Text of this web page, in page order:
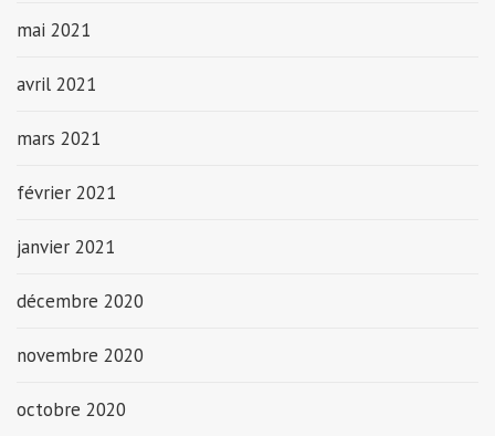
mai 2021
avril 2021
mars 2021
février 2021
janvier 2021
décembre 2020
novembre 2020
octobre 2020